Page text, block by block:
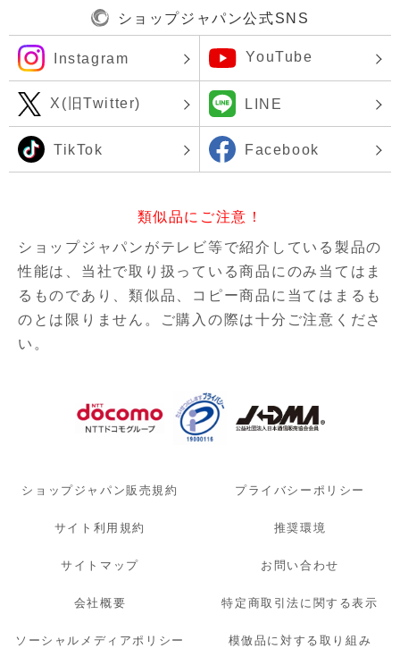
ショップジャパン公式SNS
Instagram YouTube
X(旧Twitter) LINE
TikTok Facebook
類似品にご注意！
ショップジャパンがテレビ等で紹介している製品の
性能は、当社で取り扱っている商品にのみ当てはま
るものであり、類似品、コピー商品に当てはまるも
のとは限りません。ご購入の際は十分ご注意くださ
い。
ショップジャパン販売規約 プライバシーポリシー
サイト利用規約 推奨環境
サイトマップ お問い合わせ
会社概要 特定商取引法に関する表示
ソーシャルメディアポリシー 模倣品に対する取り組み